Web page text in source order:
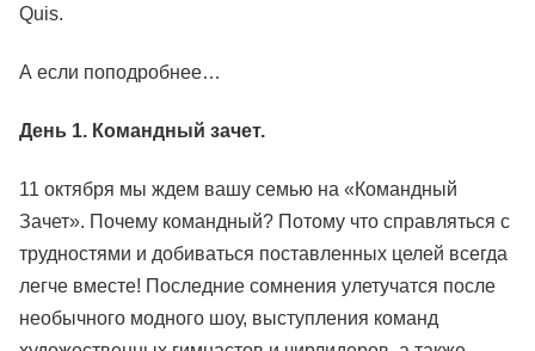
Quis.
А если поподробнее…
День 1. Командный зачет.
11 октября мы ждем вашу семью на «Командный
Зачет». Почему командный? Потому что справляться с
трудностями и добиваться поставленных целей всегда
легче вместе! Последние сомнения улетучатся после
необычного модного шоу, выступления команд